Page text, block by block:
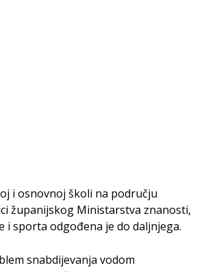
i osnovnoj školi na području
županijskog Ministarstva znanosti,
i sporta odgođena je do daljnjega.
snabdijevanja vodom